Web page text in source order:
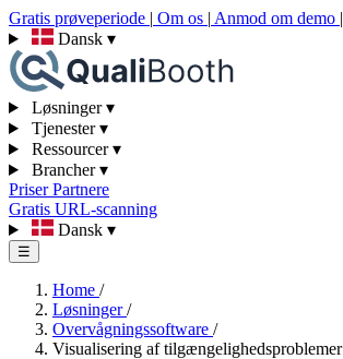
Gratis prøveperiode | Om os | Anmod om demo |
Dansk ▾
Løsninger▾
Tjenester▾
Ressourcer▾
Brancher▾
PriserPartnere
Gratis URL-scanning
Dansk ▾
☰
Home /
Løsninger/
Overvågningssoftware /
Visualisering af tilgængelighedsproblemer